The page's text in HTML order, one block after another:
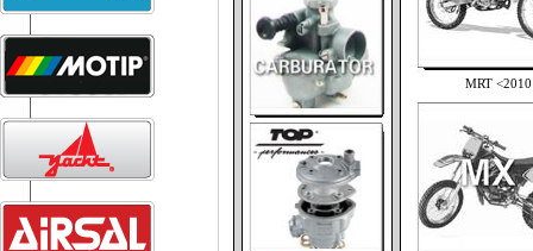
MRT <2010